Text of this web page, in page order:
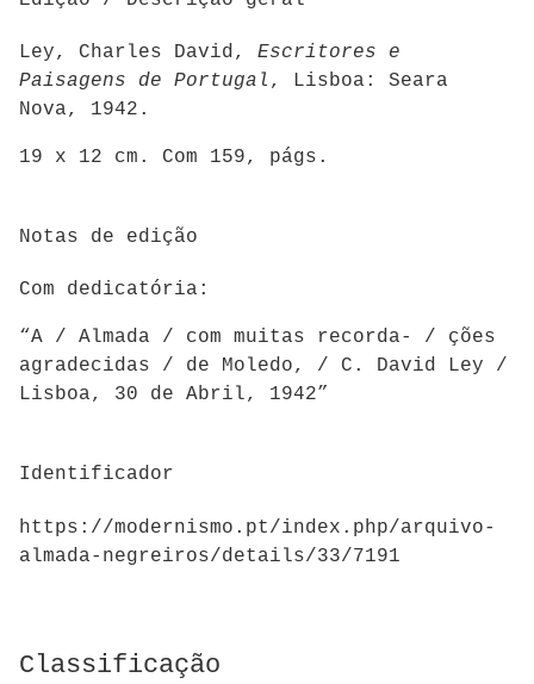
Ley, Charles David, Escritores e
Paisagens de Portugal , Lisboa: Seara
Nova, 1942.
19 x 12 cm. Com 159, págs.
Notas de edição
Com dedicatória:
“A / Almada / com muitas recorda- / ções
agradecidas / de Moledo, / C. David Ley /
Lisboa, 30 de Abril, 1942”
Identificador
https://modernismo.pt/index.php/arquivo-
almada-negreiros/details/33/7191
Classificação